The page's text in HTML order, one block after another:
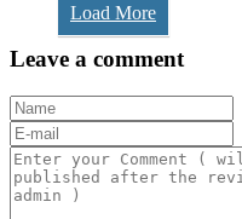
Load More
Leave a comment